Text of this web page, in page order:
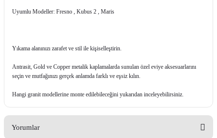
Uyumlu Modeller: Fresno , Kubus 2 , Maris
Yıkama alanınızı zarafet ve stil ile kişiselleştirin.
Antrasit, Gold ve Copper metalik kaplamalarda sunulan özel eviye aksesuarlarını
seçin ve mutfağınızı gerçek anlamda farklı ve eşsiz kılın.
Hangi granit modellerine monte edilebileceğini yukarıdan inceleyebilirsiniz.
Yorumlar